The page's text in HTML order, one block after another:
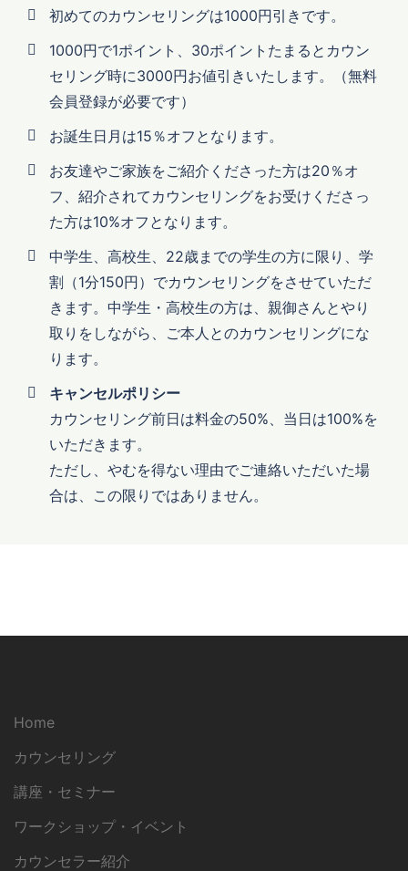
初めてのカウンセリングは1000円引きです。
1000円で1ポイント、30ポイントたまるとカウン
セリング時に3000円お値引きいたします。（無料
会員登録が必要です）
お誕生日月は15％オフとなります。
お友達やご家族をご紹介くださった方は20％オ
フ、紹介されてカウンセリングをお受けくださっ
た方は10%オフとなります。
中学生、高校生、22歳までの学生の方に限り、学
割（1分150円）でカウンセリングをさせていただ
きます。中学生・高校生の方は、親御さんとやり
取りをしながら、ご本人とのカウンセリングにな
ります。
キャンセルポリシー
カウンセリング前日は料金の50%、当日は100%を
いただきます。
ただし、やむを得ない理由でご連絡いただいた場
合は、この限りではありません。
Home
カウンセリング
講座・セミナー
ワークショップ・イベント
カウンセラー紹介